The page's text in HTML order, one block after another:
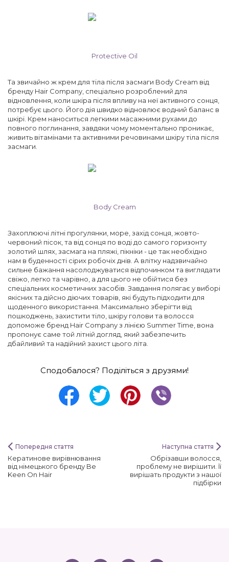
Protective Oil
Та звичайно ж крем для тіла після засмаги Body Cream від
бренду Hair Company, спеціально розроблений для
відновлення, коли шкіра після впливу на неї активного сонця,
потребує цього. Його дія швидко відновлює водний баланс в
шкірі. Крем наноситься легкими масажними рухами до
повного поглинання, завдяки чому моментально проникає,
живить вітамінами та активними речовинами шкіру тіла після
засмаги.
Body Cream
Захоплюючі літні прогулянки, море, захід сонця, жовто-
червоний пісок, та від сонця по воді до самого горизонту
золотий шлях, засмага на пляжі, пікніки - це так необхідно
нам в буденності сірих робочіх днів. А влітку надзвичайно
сильне бажання насолоджуватися відпочинком та виглядати
свіжо, легко та чарівно, а для цього не обійтися без
спеціальних косметичних засобів. Завдання полягає у виборі
якісних та дійсно діючих товарів, які будуть підходити для
щоденного використання. Максимально зберігти від
пошкоджень, захистити тіло, шкіру голови та волосся
допоможе бренд Hair Company з лінією Summer Time, вона
пропонує саме той літній догляд, який забезпечить
дбайливий та надійний захист цього літа.
Сподобалося? Поділіться з друзями!
Попередня стаття
Кератинове вирівнювання
від німецького бренду Be
Keen On Hair
Наступна стаття
Обрізавши волосся,
проблему не вирішити. Її
вирішать продукти з нашої
підбірки